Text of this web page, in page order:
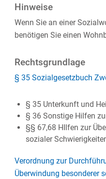
Hinweise
Wenn Sie an einer
benötigen Sie einen
Rechtsgrundlage
§ 35 Sozialgesetzbuch
§ 35 Unterkunft und
§ 36 Sonstige Hilfen
§§ 67,68 HIlfen zur
sozialer
Verordnung zur
Überwindung besonderer